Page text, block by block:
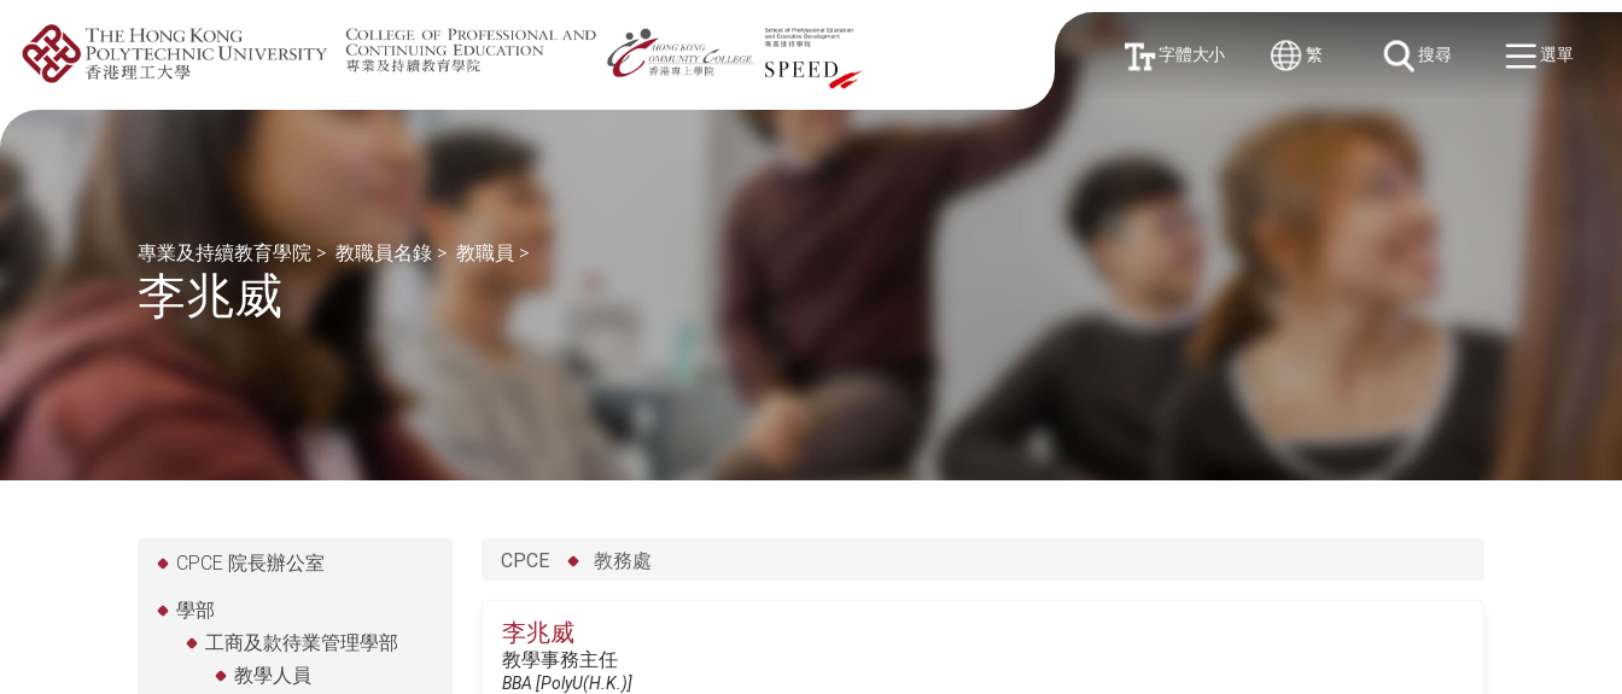
字體大小 繁 搜尋 選單
專業及持續教育學院 > 教職員名錄 > 教職員 >
李兆威
CPCE 院長辦公室
學部
工商及款待業管理學部
教學人員
CPCE 教務處
李兆威
教學事務主任
BBA [PolyU(H.K.)]